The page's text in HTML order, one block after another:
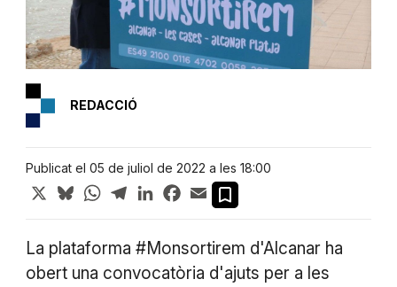
REDACCIÓ
Publicat el 05 de juliol de 2022 a les 18:00
X BlueskyWhatsApp
TelegramLinkedInFacebook
Email
La plataforma #Monsortirem d'Alcanar ha
obert una convocatòria d'ajuts per a les